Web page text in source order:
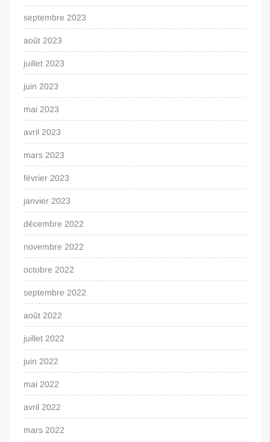
septembre 2023
août 2023
juillet 2023
juin 2023
mai 2023
avril 2023
mars 2023
février 2023
janvier 2023
décembre 2022
novembre 2022
octobre 2022
septembre 2022
août 2022
juillet 2022
juin 2022
mai 2022
avril 2022
mars 2022